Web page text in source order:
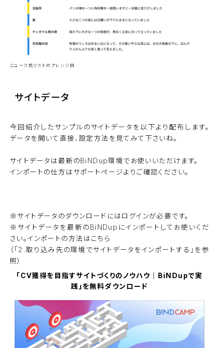
ニュース式リストのアレンジ例
サイトデータ
今回紹介したサンプルのサイトデータを以下より配布します。
データを開いて直接、設定方法を見てみて下さいね。
サイトデータは最新のBiNDup環境でお使いいただけます。
インポートの仕方はサポートページよりご確認ください。
※サイトデータのダウンロードにはログインが必要です。
※サイトデータを最新のBiNDupにインポートしてお使いくだ
さい。インポートの方法はこちら
（「2.取り込み先の環境でサイトデータをインポートする」を参
照）
「CV獲得を目指すサイトづくりのノウハウ｜BiNDupで実
践」を無料ダウンロード